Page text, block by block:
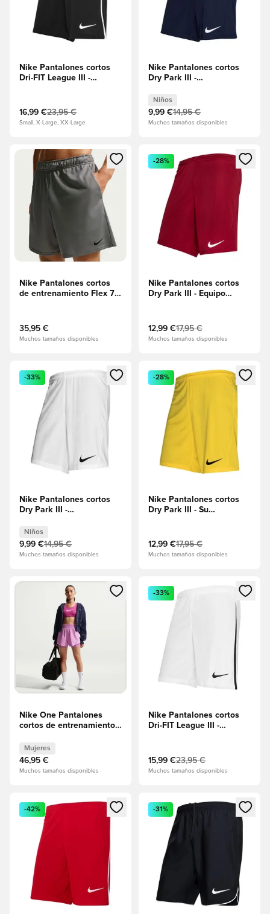
Nike Pantalones cortos
Dri-FIT League III -
16,99 €23,95 €
Small, X-Large, XX-Large
Nike Pantalones cortos
Dry Park III -
Niños
9,99 €14,95 €
Muchos tamaños disponibles
Abre un modal para iniciar sesión o registrarse como
Nike Pantalones cortos
de entrenamiento Flex 7"
35,95 €
Muchos tamaños disponibles
Abre un modal para iniciar
-28%
Nike Pantalones cortos
Dry Park III - Equipo
12,99 €17,95 €
Muchos tamaños disponibles
Abre un modal para iniciar sesión o registrarse como
-33%
Nike Pantalones cortos
Dry Park III -
Niños
9,99 €14,95 €
Muchos tamaños disponibles
Abre un modal para iniciar
-28%
Nike Pantalones cortos
Dry Park III - Su
12,99 €17,95 €
Muchos tamaños disponibles
Abre un modal para iniciar sesión o registrarse como
Nike One Pantalones
cortos de entrenamiento
2IN1 - Rosa/Blanco
Mujeres
Mujeres
46,95 €
Muchos tamaños disponibles
Abre un modal para iniciar
-33%
Nike Pantalones cortos
Dri-FIT League III -
15,99 €23,95 €
Muchos tamaños disponibles
Abre un modal para iniciar sesión o registrarse como
-42%
Abre un modal para iniciar
-31%